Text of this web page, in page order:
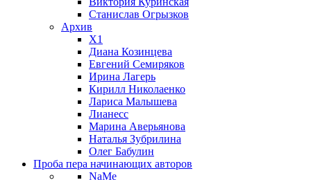
Станислав Огрызков
Архив
X1
Диана Козинцева
Евгений Семиряков
Ирина Лагерь
Кирилл Николаенко
Лариса Малышева
Лианесс
Марина Аверьянова
Наталья Зубрилина
Олег Бабулин
Проба пера начинающих авторов
NaMe